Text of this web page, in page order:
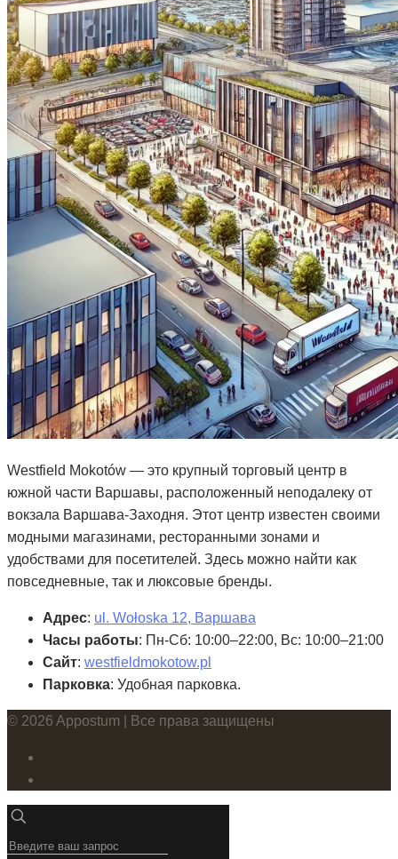
Westfield Mokotów — это крупный торговый центр в
южной части Варшавы, расположенный неподалеку от
вокзала Варшава-Заходня. Этот центр известен своими
модными магазинами, ресторанными зонами и
удобствами для посетителей. Здесь можно найти как
повседневные, так и люксовые бренды.
Адрес: ul. Wołoska 12, Варшава
Часы работы: Пн-Сб: 10:00–22:00, Вс: 10:00–21:00
Сайт: westfieldmokotow.pl
Парковка: Удобная парковка.
© 2026 Appostum | Все права защищены